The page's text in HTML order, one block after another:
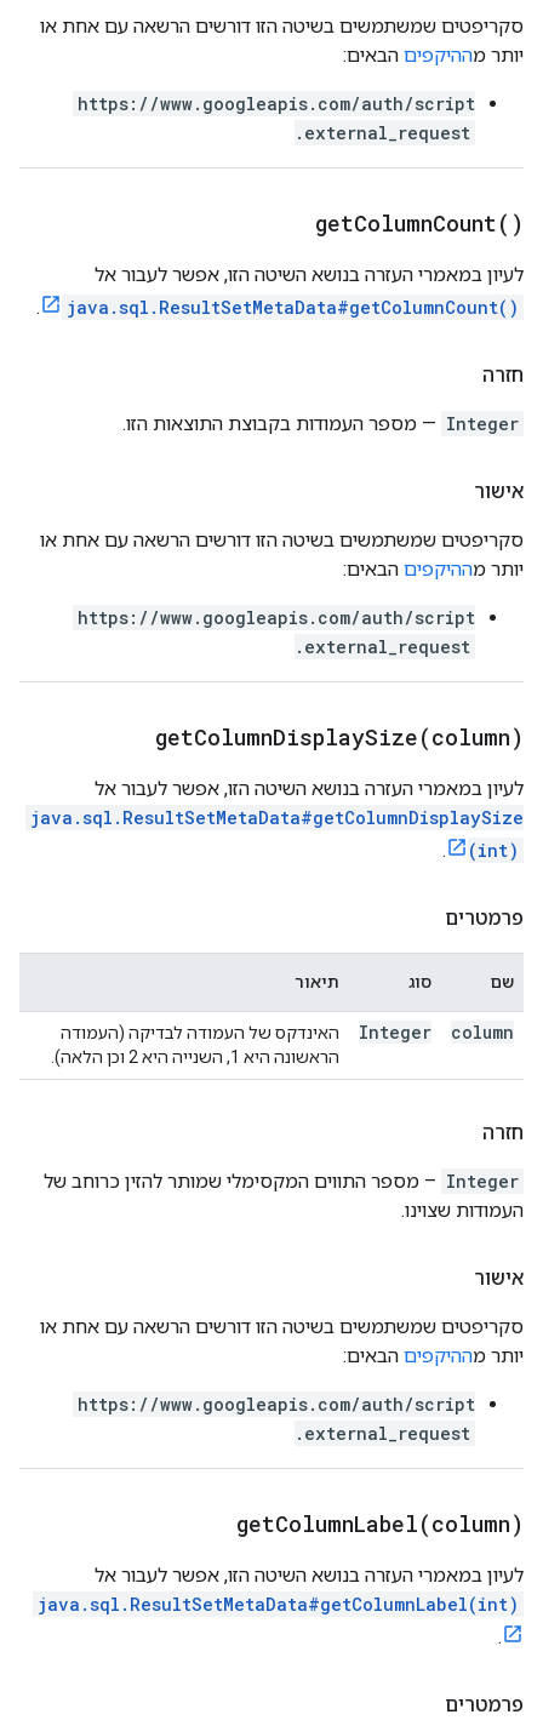
סקריפטים שמשתמשים בשיטה הזו דורשים הרשאה עם אחת או
יותר מההיקפים הבאים:
https://www.googleapis.com/auth/script
.external_request
getColumnCount( )
לעיון במאמרי העזרה בנושא השיטה הזו, אפשר לעבור אל
java.sql.ResultSetMetaData#getColumnCount()
.
חזרה
Integer — מספר העמודות בקבוצת התוצאות הזו.
אישור
סקריפטים שמשתמשים בשיטה הזו דורשים הרשאה עם אחת או
יותר מההיקפים הבאים:
https://www.googleapis.com/auth/script
.external_request
getColumnDisplaySize(column)
לעיון במאמרי העזרה בנושא השיטה הזו, אפשר לעבור אל
java.sql.ResultSetMetaData#getColumnDisplaySize
(int)
.
פרמטרים
שם סוג תיאור
column
Integer
האינדקס של העמודה לבדיקה (העמודה
הראשונה היא 1, השנייה היא 2 וכן הלאה).
חזרה
Integer – מספר התווים המקסימלי שמותר להזין כרוחב של
העמודות שצוינו.
אישור
סקריפטים שמשתמשים בשיטה הזו דורשים הרשאה עם אחת או
יותר מההיקפים הבאים:
https://www.googleapis.com/auth/script
.external_request
getColumnLabel(column)
לעיון במאמרי העזרה בנושא השיטה הזו, אפשר לעבור אל
java.sql.ResultSetMetaData#getColumnLabel(int)
.
פרמטרים